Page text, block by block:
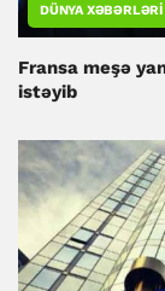
DÜNYA XƏBƏRLƏRI
Fransa meşə
istəyib